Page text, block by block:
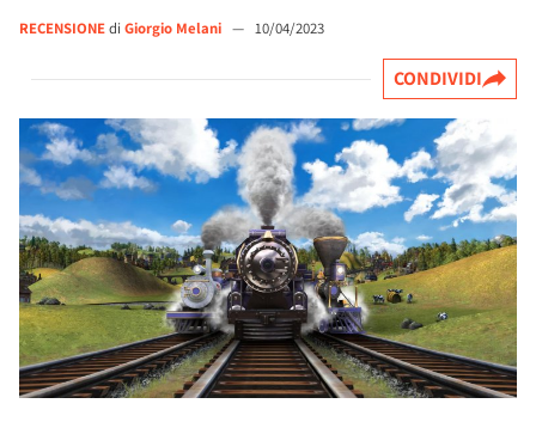
RECENSIONEdi Giorgio Melani — 10/04/2023
CONDIVIDI